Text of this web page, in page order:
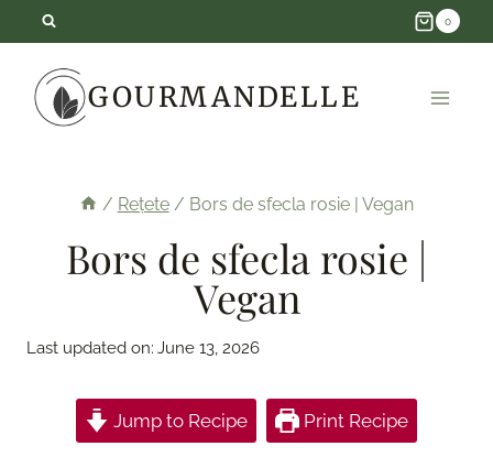
content
0
GOURMANDELLE
/ Rețete / Bors de sfecla rosie | Vegan
Bors de sfecla rosie |
Vegan
Last updated on: June 13, 2026
Jump to Recipe Print Recipe